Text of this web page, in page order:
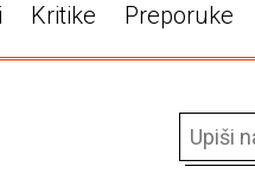
Kritike Preporuke